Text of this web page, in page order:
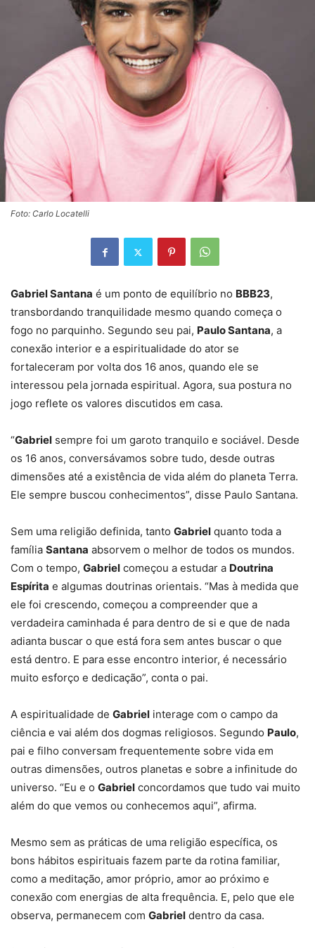
Foto: Carlo Locatelli
Gabriel Santana é um ponto de equilíbrio no BBB23,
transbordando tranquilidade mesmo quando começa o
fogo no parquinho. Segundo seu pai, Paulo Santana, a
conexão interior e a espiritualidade do ator se
fortaleceram por volta dos 16 anos, quando ele se
interessou pela jornada espiritual. Agora, sua postura no
jogo reflete os valores discutidos em casa.
“Gabriel sempre foi um garoto tranquilo e sociável. Desde
os 16 anos, conversávamos sobre tudo, desde outras
dimensões até a existência de vida além do planeta Terra.
Ele sempre buscou conhecimentos”, disse Paulo Santana.
Sem uma religião definida, tanto Gabriel quanto toda a
família Santana absorvem o melhor de todos os mundos.
Com o tempo, Gabriel começou a estudar a Doutrina
Espírita e algumas doutrinas orientais. “Mas à medida que
ele foi crescendo, começou a compreender que a
verdadeira caminhada é para dentro de si e que de nada
adianta buscar o que está fora sem antes buscar o que
está dentro. E para esse encontro interior, é necessário
muito esforço e dedicação”, conta o pai.
A espiritualidade de Gabriel interage com o campo da
ciência e vai além dos dogmas religiosos. Segundo Paulo,
pai e filho conversam frequentemente sobre vida em
outras dimensões, outros planetas e sobre a infinitude do
universo. “Eu e o Gabriel concordamos que tudo vai muito
além do que vemos ou conhecemos aqui”, afirma.
Mesmo sem as práticas de uma religião específica, os
bons hábitos espirituais fazem parte da rotina familiar,
como a meditação, amor próprio, amor ao próximo e
conexão com energias de alta frequência. E, pelo que ele
observa, permanecem com Gabriel dentro da casa.